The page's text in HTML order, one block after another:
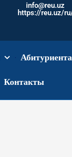
info@reu.uz
https://reu.uz/
Контакты